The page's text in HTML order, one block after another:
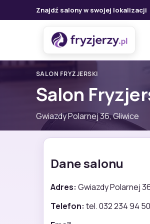
Znajdź salony w swojej lokalizacji
SALON FRYZJERSKI
Salon
Gwiazdy Polarnej 36, Gliwice
Dane salonu
Adres: Gwiazdy Polarnej
Telefon: tel. 032 234 94 50